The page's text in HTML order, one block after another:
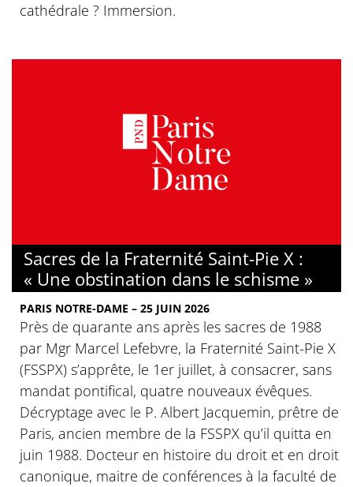
cathédrale ? Immersion.
Sacres de la Fraternité Saint-Pie X :
« Une obstination dans le schisme »
PARIS NOTRE-DAME – 25 JUIN 2026
Près de quarante ans après les sacres de 1988
par Mgr Marcel Lefebvre, la Fraternité Saint-Pie X
(FSSPX) s’apprête, le 1er juillet, à consacrer, sans
mandat pontifical, quatre nouveaux évêques.
Décryptage avec le P. Albert Jacquemin, prêtre de
Paris, ancien membre de la FSSPX qu’il quitta en
juin 1988. Docteur en histoire du droit et en droit
canonique, maitre de conférences à la faculté de